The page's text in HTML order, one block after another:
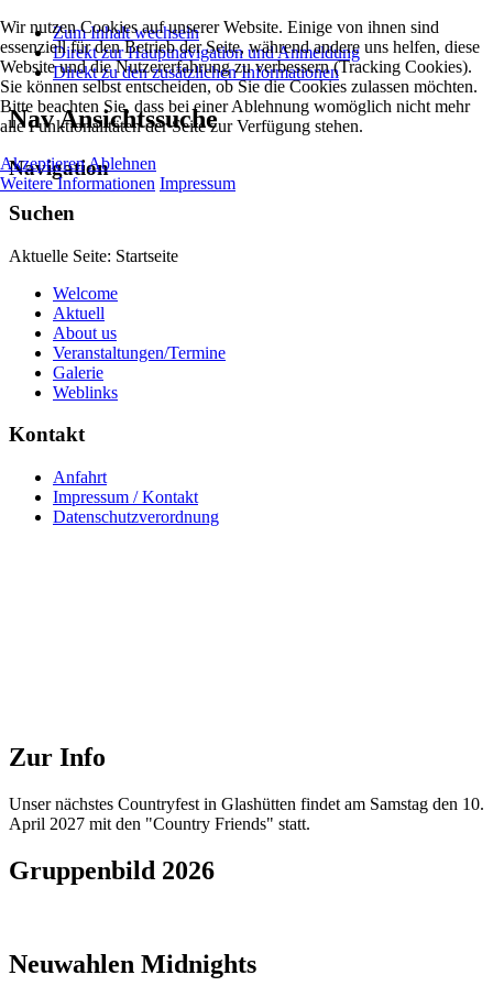
Zum Inhalt wechseln
Direkt zur Hauptnavigation und Anmeldung
Direkt zu den zusätzlichen Informationen
Nav Ansichtssuche
Navigation
Suchen
Aktuelle Seite: Startseite
Welcome
Aktuell
About us
Veranstaltungen/Termine
Galerie
Weblinks
Kontakt
Anfahrt
Impressum / Kontakt
Datenschutzverordnung
Zur Info
Unser nächstes Countryfest in Glashütten findet am Samstag den 10.
April 2027 mit den "Country Friends" statt.
Gruppenbild 2026
Neuwahlen Midnights
Wir nutzen Cookies auf unserer Website. Einige von ihnen sind
essenziell für den Betrieb der Seite, während andere uns helfen, diese
Website und die Nutzererfahrung zu verbessern (Tracking Cookies).
Sie können selbst entscheiden, ob Sie die Cookies zulassen möchten.
Bitte beachten Sie, dass bei einer Ablehnung womöglich nicht mehr
alle Funktionalitäten der Seite zur Verfügung stehen.
AkzeptierenAblehnen
Weitere Informationen Impressum